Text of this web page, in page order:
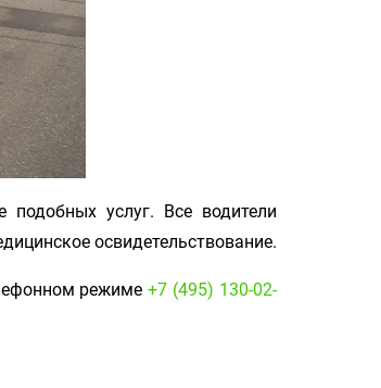
подобных услуг. Все водители
освидетельствование.
режиме+7 (495) 130-02-